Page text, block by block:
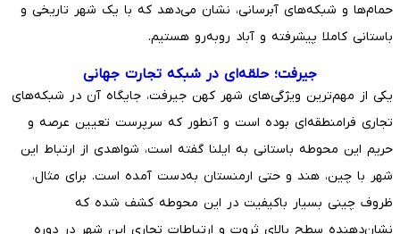
حمام‌ها و شبکه‌های آبرسانی، نشان می‌دهد که با یک شهر تاریخی و
باستانی کاملا پیشرفته و آباد روبه‌رو هستیم.
جیرفت؛ حلقه‌ای در شبکه تجارت جهانی
یکی از مهم‌ترین ویژگی‌های شهر کهن جیرفت، جایگاه آن در شبکه‌های
تجاری فرامنطقه‌ای بوده است و آنطور که سرپرست تعیین عرصه و
حریم این محوطه باستانی به ایلنا گفته است، شواهدی از ارتباط این
شهر با چین، هند و حتی ارمنستان به‌دست آمده است. برای مثال،
ظروف چینی بسیار باکیفیت در این محوطه کشف شده که
نشان‌دهنده سطح بالای ثروت و ارتباطات تجاری این شهر در دوره